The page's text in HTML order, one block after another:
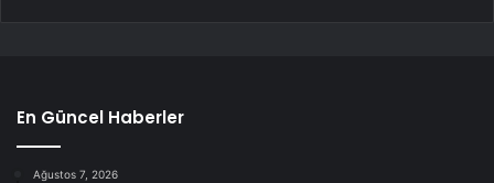
En Güncel Haberler
Ağustos 7, 2026